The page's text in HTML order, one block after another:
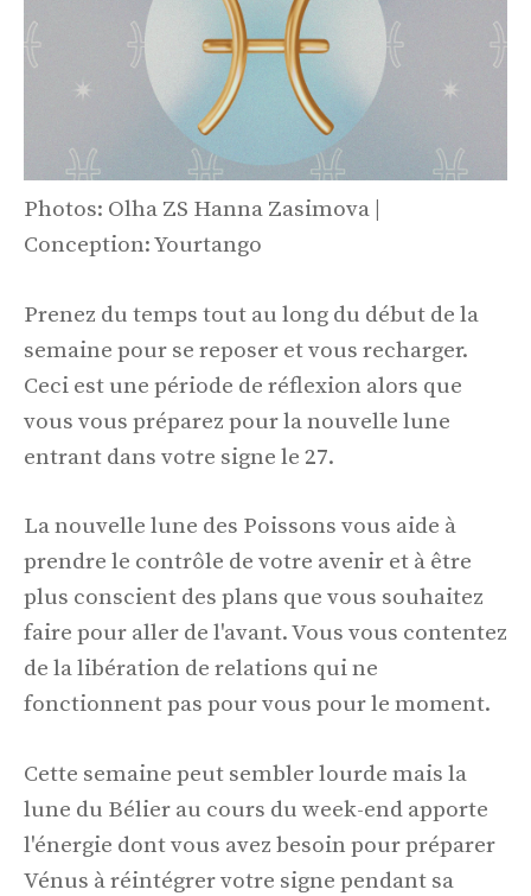
Photos: Olha ZS Hanna Zasimova |
Conception: Yourtango
Prenez du temps tout au long du début de la
semaine pour se reposer et vous recharger.
Ceci est une période de réflexion alors que
vous vous préparez pour la nouvelle lune
entrant dans votre signe le 27.
La nouvelle lune des Poissons vous aide à
prendre le contrôle de votre avenir et à être
plus conscient des plans que vous souhaitez
faire pour aller de l'avant. Vous vous contentez
de la libération de relations qui ne
fonctionnent pas pour vous pour le moment.
Cette semaine peut sembler lourde mais la
lune du Bélier au cours du week-end apporte
l'énergie dont vous avez besoin pour préparer
Vénus à réintégrer votre signe pendant sa